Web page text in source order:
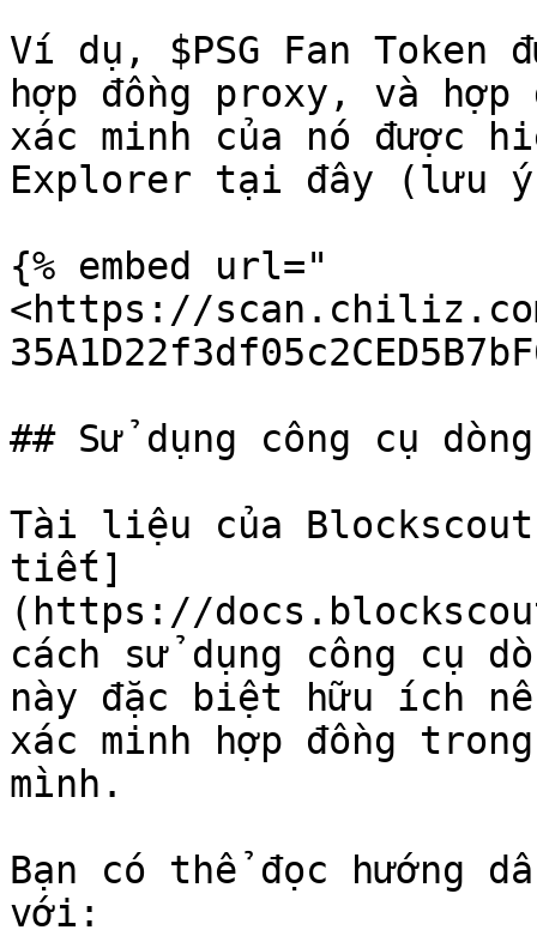
Ví dụ, $PSG Fan
hợp đồng proxy, và hợp
xác minh của nó được
Explorer tại đây (lưu ý
{% embed url="
<https://scan.chiliz.com/
## Sử dụng công cụ
Tài liệu của
tiết]
(https://
cách sử dụng công cụ
này đặc biệt hữu ích
xác minh hợp đồng
mình.
Bạn có thể đọc hướng
với: